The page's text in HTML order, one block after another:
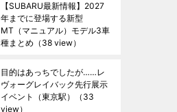
【SUBARU最新情報】2027
年までに登場する新型
MT（マニュアル）モデル3車
種まとめ （38 view）
目的はあっちでしたが……レ
ヴォーグレイバック先行展示
イベント（東京駅）
（33
view）